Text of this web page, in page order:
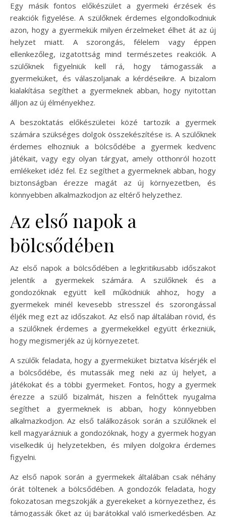
Egy másik fontos előkészület a gyermeki érzések és
reakciók figyelése. A szülőknek érdemes elgondolkodniuk
azon, hogy a gyermekük milyen érzelmeket élhet át az új
helyzet miatt. A szorongás, félelem vagy éppen
ellenkezőleg, izgatottság mind természetes reakciók. A
szülőknek figyelniük kell rá, hogy támogassák a
gyermeküket, és válaszoljanak a kérdéseikre. A bizalom
kialakítása segíthet a gyermeknek abban, hogy nyitottan
álljon az új élményekhez.
A beszoktatás előkészületei közé tartozik a gyermek
számára szükséges dolgok összekészítése is. A szülőknek
érdemes elhozniuk a bölcsődébe a gyermek kedvenc
játékait, vagy egy olyan tárgyat, amely otthonról hozott
emlékeket idéz fel. Ez segíthet a gyermeknek abban, hogy
biztonságban érezze magát az új környezetben, és
könnyebben alkalmazkodjon az eltérő helyzethez.
Az első napok a
bölcsődében
Az első napok a bölcsődében a legkritikusabb időszakot
jelentik a gyermekek számára. A szülőknek és a
gondozóknak együtt kell működniük ahhoz, hogy a
gyermekek minél kevesebb stresszel és szorongással
éljék meg ezt az időszakot. Az első nap általában rövid, és
a szülőknek érdemes a gyermekekkel együtt érkezniük,
hogy megismerjék az új környezetet.
A szülők feladata, hogy a gyermeküket biztatva kísérjék el
a bölcsődébe, és mutassák meg neki az új helyet, a
játékokat és a többi gyermeket. Fontos, hogy a gyermek
érezze a szülő bizalmát, hiszen a felnőttek nyugalma
segíthet a gyermeknek is abban, hogy könnyebben
alkalmazkodjon. Az első találkozások során a szülőknek el
kell magyarázniuk a gondozóknak, hogy a gyermek hogyan
viselkedik új helyzetekben, és milyen dolgokra érdemes
figyelni.
Az első napok során a gyermekek általában csak néhány
órát töltenek a bölcsődében. A gondozók feladata, hogy
fokozatosan megszokják a gyerekeket a környezethez, és
támogassák őket az új barátokkal való ismerkedésben. Az